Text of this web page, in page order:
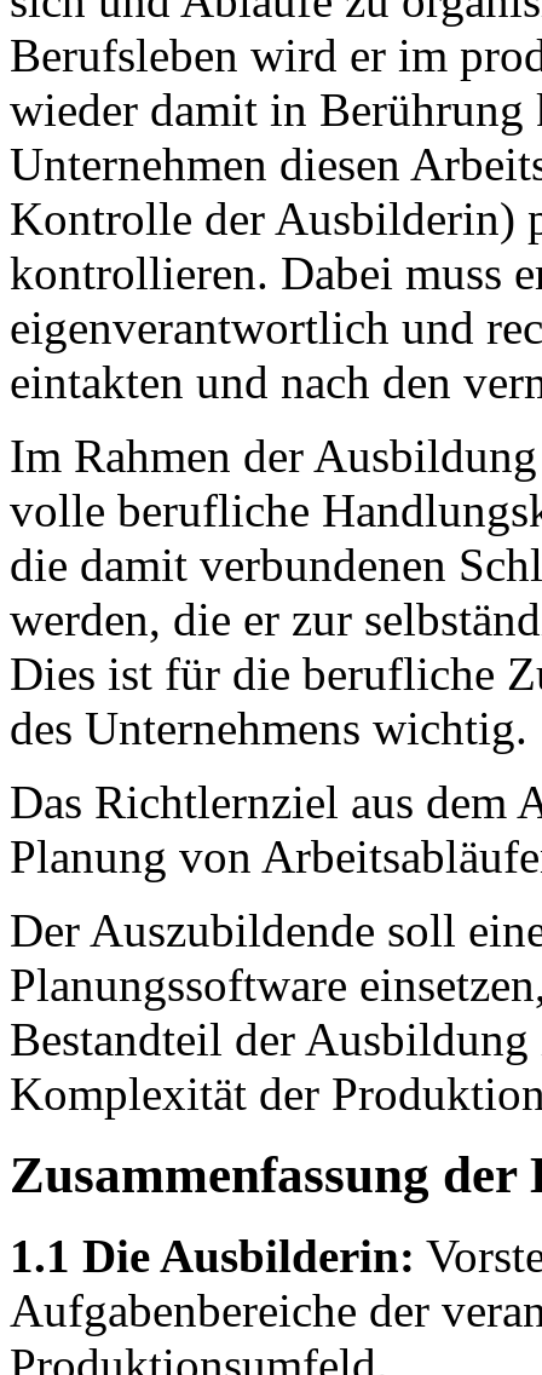
Berufsleben wird er im
wieder damit in
Unternehmen diesen
Kontrolle der Ausbilderin)
kontrollieren. Dabei muss
eigenverantwortlich und
eintakten und nach den
Im Rahmen der
volle berufliche
die damit verbundenen
werden, die er zur
Dies ist für die berufliche
des Unternehmens wichtig.
Das Richtlernziel aus dem
Planung von
Der Auszubildende soll
Planungssoftware
Bestandteil der
Komplexität der
Zusammenfassung der
1.1 Die Ausbilderin:
Aufgabenbereiche der
Produktionsumfeld.